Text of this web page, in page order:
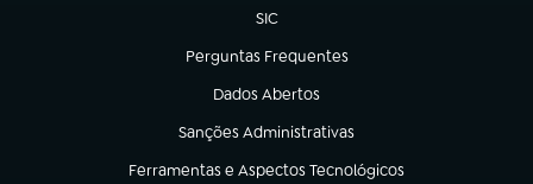
SIC
(abre em nova aba)
Perguntas Frequentes
(abre em nova aba)
Dados Abertos
(abre em nova aba)
Sanções Administrativas
(abre em nova aba)
Ferramentas e Aspectos Tecnológicos
(abre em nova aba)